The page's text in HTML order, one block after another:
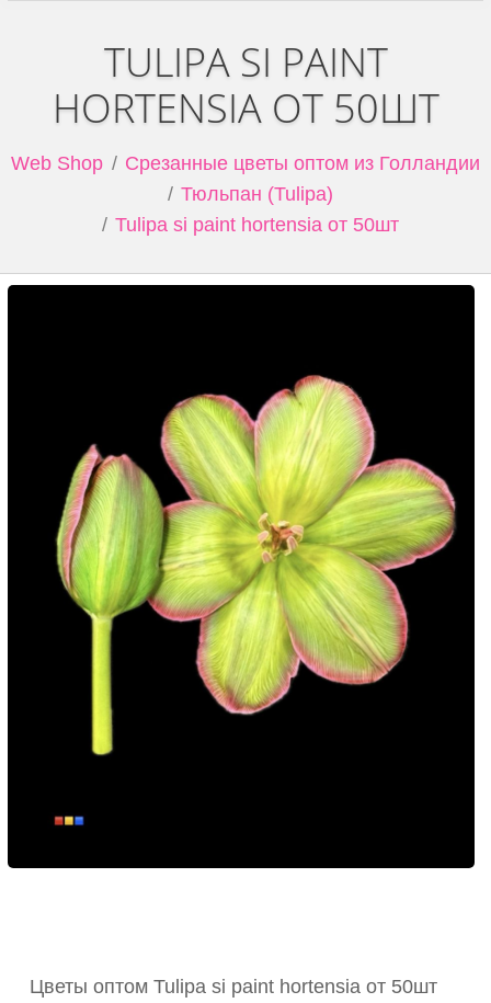
TULIPA SI PAINT
HORTENSIA ОТ 50ШТ
Web Shop
Срезанные цветы оптом из Голландии
Тюльпан (Tulipa)
Tulipa si paint hortensia от 50шт
Цветы оптом Tulipa si paint hortensia от 50шт